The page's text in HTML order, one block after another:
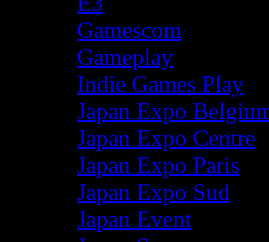
Gamescom
Gameplay
Indie Games Play
Japan Expo
Japan Expo Centre
Japan Expo Paris
Japan Expo Sud
Japan Event